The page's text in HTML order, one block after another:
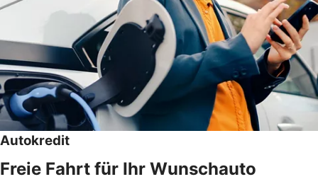
Autokredit
Freie Fahrt für Ihr Wunschauto